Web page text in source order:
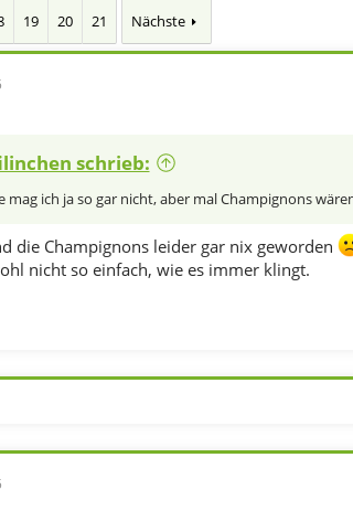
19 20 21 Nächste
schrieb:
mag ich ja so gar nicht, aber mal Champignons
die Champignons leider gar nix geworden
nicht so einfach, wie es immer klingt.